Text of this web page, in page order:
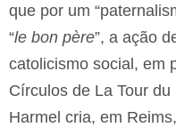
que por um
“le bon père”, a ação
catolicismo social, em
Círculos de La Tour
Harmel cria, em